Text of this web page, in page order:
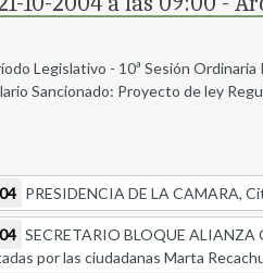
Legislativo - 10ª Sesión
Sancionado: Proyecto de ley
PRESIDENCIA DE LA CAMARA,
SECRETARIO BLOQUE ALIANZA
por las ciudadanas Marta